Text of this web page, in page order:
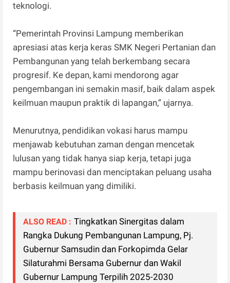
teknologi.
“Pemerintah Provinsi Lampung memberikan
apresiasi atas kerja keras SMK Negeri Pertanian dan
Pembangunan yang telah berkembang secara
progresif. Ke depan, kami mendorong agar
pengembangan ini semakin masif, baik dalam aspek
keilmuan maupun praktik di lapangan,” ujarnya.
Menurutnya, pendidikan vokasi harus mampu
menjawab kebutuhan zaman dengan mencetak
lulusan yang tidak hanya siap kerja, tetapi juga
mampu berinovasi dan menciptakan peluang usaha
berbasis keilmuan yang dimiliki.
ALSO READ : Tingkatkan Sinergitas dalam
Rangka Dukung Pembangunan Lampung, Pj.
Gubernur Samsudin dan Forkopimda Gelar
Silaturahmi Bersama Gubernur dan Wakil
Gubernur Lampung Terpilih 2025-2030